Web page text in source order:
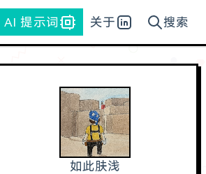
AI 提示词 关于 搜索
如此肤浅